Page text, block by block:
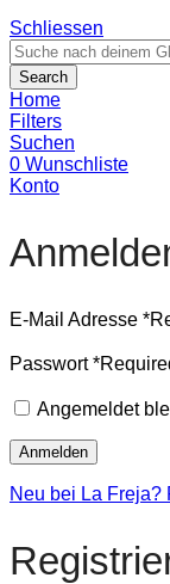
Schliessen
Search
Home
Filters
Suchen
0 Wunschliste
Konto
E-Mail Adresse *
Passwort*
Angemeldet
Anmelden
Neu bei La Freja?